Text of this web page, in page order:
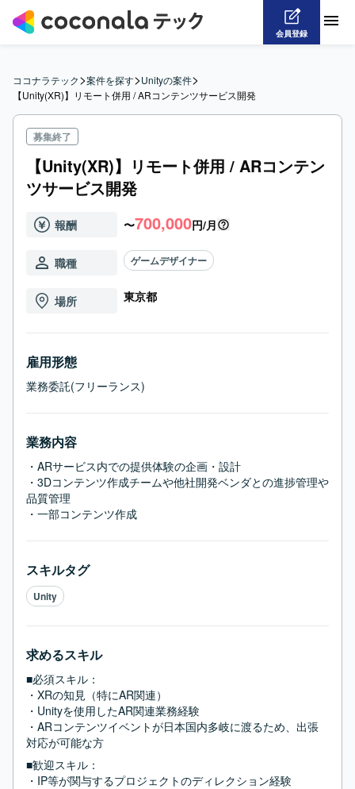
会員登録
ココナラテック>案件を探す>Unityの案件>
【Unity(XR)】リモート併用 / ARコンテンツサービス開発
募集終了
【Unity(XR)】リモート併用 / ARコンテン
ツサービス開発
報酬 〜700,000円/月
職種 ゲームデザイナー
場所 東京都
雇用形態
業務委託(フリーランス)
業務内容
・ARサービス内での提供体験の企画・設計
・3Dコンテンツ作成チームや他社開発ベンダとの進捗管理や
品質管理
・一部コンテンツ作成
スキルタグ
Unity
求めるスキル
■必須スキル：
・XRの知見（特にAR関連）
・Unityを使用したAR関連業務経験
・ARコンテンツイベントが日本国内多岐に渡るため、出張
対応が可能な方
■歓迎スキル：
・IP等が関与するプロジェクトのディレクション経験